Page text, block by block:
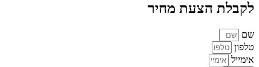
לקבלת הצעת מחיר
שם
טלפון
אימייל